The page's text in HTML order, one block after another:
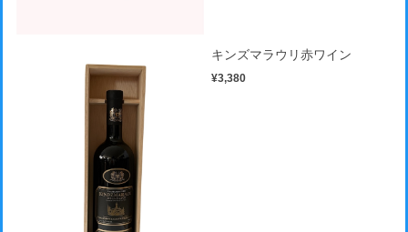
キンズマラウリ赤ワイン
¥3,380